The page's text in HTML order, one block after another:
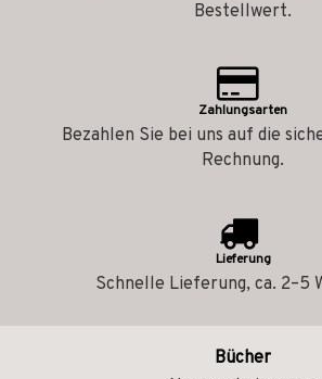
Bestellwert.
Zahlungsarten
Bezahlen Sie bei uns auf die
Rechnung.
Lieferung
Schnelle Lieferung, ca. 2–5
Bücher